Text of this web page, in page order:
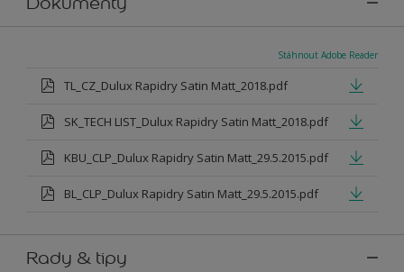
Stáhnout Adobe Reader
TL_CZ_Dulux Rapidry Satin Matt_2018.pdf
SK_TECH LIST_Dulux Rapidry Satin Matt_2018.pdf
KBU_CLP_Dulux Rapidry Satin Matt_29.5.2015.pdf
BL_CLP_Dulux Rapidry Satin Matt_29.5.2015.pdf
Rady & tipy